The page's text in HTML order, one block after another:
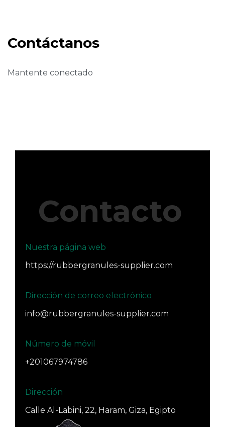
Contáctanos
Mantente conectado
Contacto
Nuestra página web
https://rubbergranules-supplier.com
Dirección de correo electrónico
info@rubbergranules-supplier.com
Número de móvil
+201067974786
Dirección
Calle Al-Labini, 22, Haram, Giza, Egipto